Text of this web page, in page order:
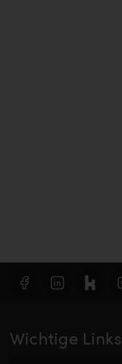
Wichtige Links